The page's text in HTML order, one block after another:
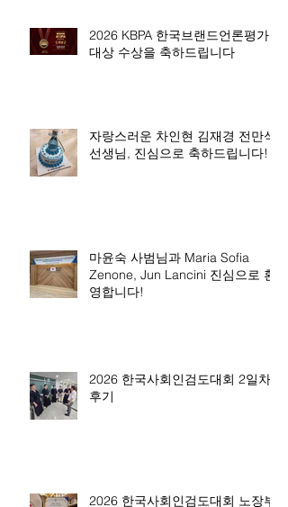
2026 KBPA 한국브랜드언론평가
대상 수상을 축하드립니다
자랑스러운 차인현 김재경 전만석
선생님, 진심으로 축하드립니다!
마윤숙 사범님과 Maria Sofia
Zenone, Jun Lancini 진심으로 환
영합니다!
2026 한국사회인검도대회 2일차
후기
2026 한국사회인검도대회 노장부